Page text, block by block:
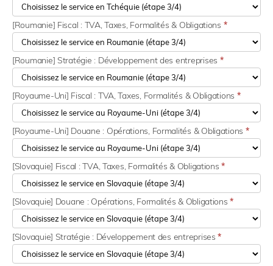
[Roumanie] Fiscal : TVA, Taxes, Formalités & Obligations *
[Roumanie] Stratégie : Développement des entreprises *
[Royaume-Uni] Fiscal : TVA, Taxes, Formalités & Obligations *
[Royaume-Uni] Douane : Opérations, Formalités & Obligations *
[Slovaquie] Fiscal : TVA, Taxes, Formalités & Obligations*
[Slovaquie] Douane : Opérations, Formalités & Obligations*
[Slovaquie] Stratégie : Développement des entreprises*